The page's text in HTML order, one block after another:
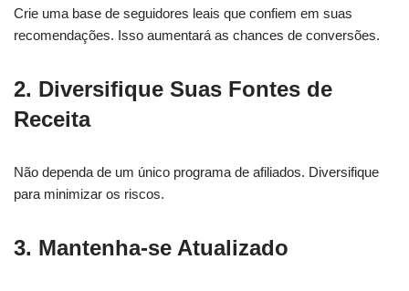
Crie uma base de seguidores leais que confiem em suas
recomendações. Isso aumentará as chances de conversões.
2. Diversifique Suas Fontes de
Receita
Não dependa de um único programa de afiliados. Diversifique
para minimizar os riscos.
3. Mantenha-se Atualizado